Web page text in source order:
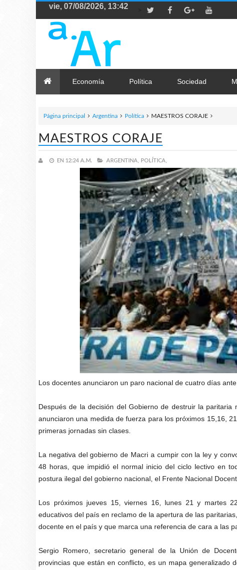
Economía Política Sociedad
Página principal Argentina Política MAESTROS CORAJE
MAESTROS CORAJE
EN 12:24 A.M. ARGENTINA, POLÍTICA,
Los docentes anunciaron un paro nacional de cuatro días
Después de la decisión del Gobierno de destruir la
anunciaron una medida de fuerza para los próximos 15,16,
primeras jornadas sin clases.
La negativa del gobierno de Macri a cumpir con la ley y
48 horas, que impidió el normal inicio del ciclo lectivo en
postura ilegal del gobierno nacional, el Frente Nacional
Los próximos jueves 15, viernes 16, lunes 21 y martes
educativos del país en reclamo de la apertura de las
docente en el país y que marca una referencia de cara a las
Sergio Romero, secretario general de la Unión de
provincias que están en conflicto, es un mapa generalizado